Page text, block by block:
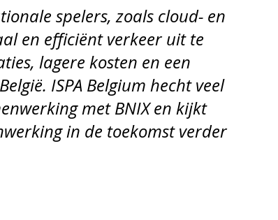
spelers, zoals cloud- en
en efficiënt verkeer uit te
lagere kosten en een
ISPA Belgium hecht veel
met BNIX en kijkt
in de toekomst verder